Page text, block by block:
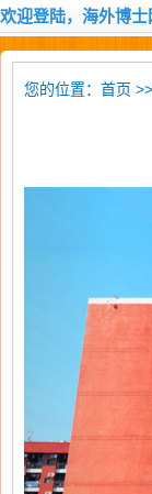
欢迎登陆，海外博
您的位置： 首页